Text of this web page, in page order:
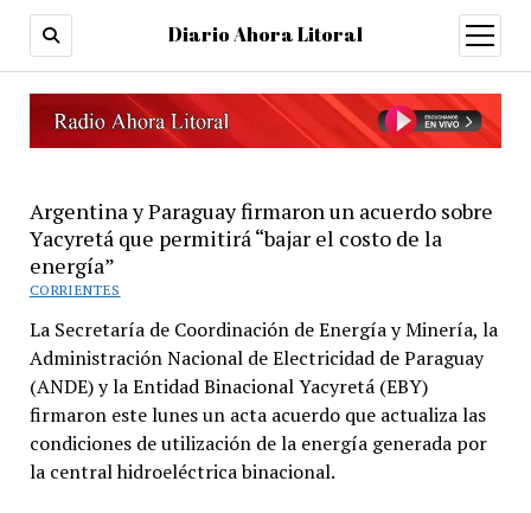
Diario Ahora Litoral
open
menu
Argentina y Paraguay firmaron un acuerdo sobre
Yacyretá que permitirá “bajar el costo de la
energía”
CORRIENTES
La Secretaría de Coordinación de Energía y Minería, la
Administración Nacional de Electricidad de Paraguay
(ANDE) y la Entidad Binacional Yacyretá (EBY)
firmaron este lunes un acta acuerdo que actualiza las
condiciones de utilización de la energía generada por
la central hidroeléctrica binacional.